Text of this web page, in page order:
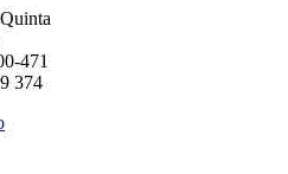
471
374